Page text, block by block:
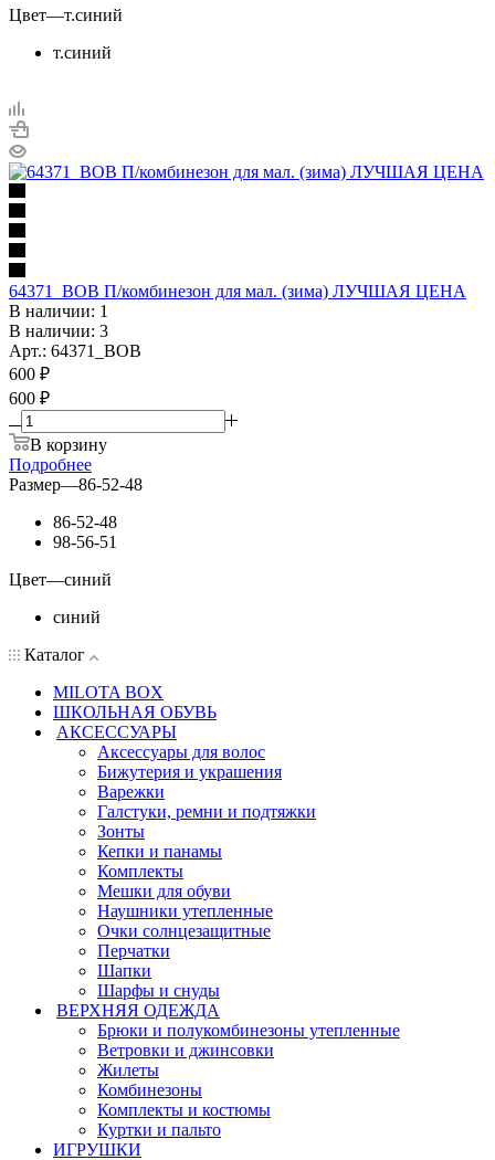
Цвет—т.синий
т.синий
64371_BOB П/комбинезон для мал. (зима) ЛУЧШАЯ ЦЕНА
В наличии: 1
В наличии: 3
Арт.: 64371_BOB
600 ₽
600 ₽
В корзину
Подробнее
Размер—86-52-48
86-52-48
98-56-51
Цвет—синий
синий
Каталог
MILOTA BOX
ШКОЛЬНАЯ ОБУВЬ
АКСЕССУАРЫ
Аксессуары для волос
Бижутерия и украшения
Варежки
Галстуки, ремни и подтяжки
Зонты
Кепки и панамы
Комплекты
Мешки для обуви
Наушники утепленные
Очки солнцезащитные
Перчатки
Шапки
Шарфы и снуды
ВЕРХНЯЯ ОДЕЖДА
Брюки и полукомбинезоны утепленные
Ветровки и джинсовки
Жилеты
Комбинезоны
Комплекты и костюмы
Куртки и пальто
ИГРУШКИ